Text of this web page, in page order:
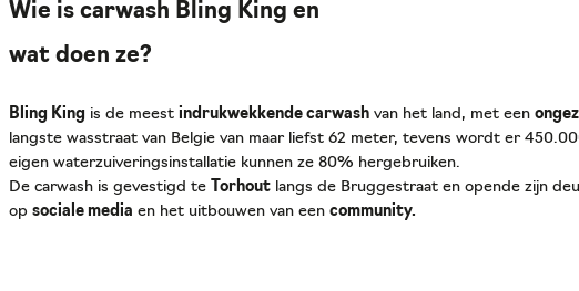
Wie is carwash Bling King en
wat doen ze?
Bling King is de meest indrukwekkende carwash van het land, met een
langste wasstraat van Belgie van maar liefst 62 meter, tevens wordt er
eigen waterzuiveringsinstallatie kunnen ze 80% hergebruiken.
De carwash is gevestigd te Torhout langs de Bruggestraat en opende zijn
op sociale media en het uitbouwen van een community.